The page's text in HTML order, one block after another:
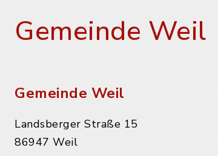
Gemeinde Weil
Gemeinde Weil
Landsberger Straße 15
86947 Weil